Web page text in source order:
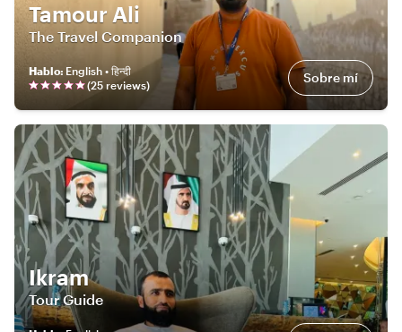
Tamour Ali
The Travel Companion
Hablo: English • हिन्दी
(25 reviews) Sobre mí
Ikram
Tour Guide